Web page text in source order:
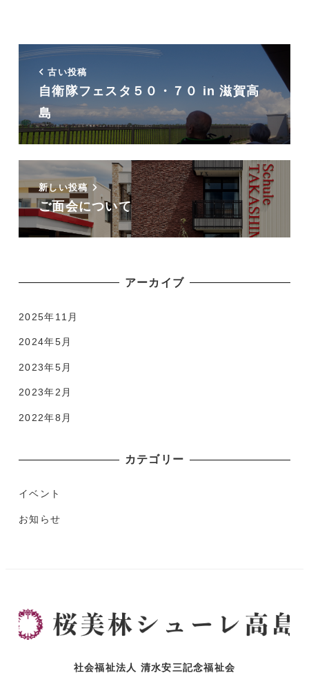
古い投稿
自衛隊フェスタ５０・７０ in 滋賀高
島
新しい投稿
ご面会について
アーカイブ
2025年11月
2024年5月
2023年5月
2023年2月
2022年8月
カテゴリー
イベント
お知らせ
社会福祉法人 清水安三記念福祉会